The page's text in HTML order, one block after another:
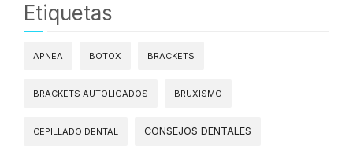
Etiquetas
APNEA BOTOX BRACKETS
BRACKETS AUTOLIGADOS BRUXISMO
CEPILLADO DENTAL CONSEJOS DENTALES